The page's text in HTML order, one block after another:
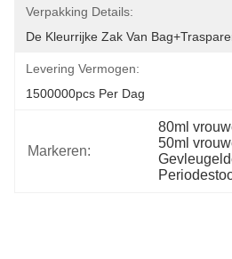
Verpakking Details:
De Kleurrijke Zak Van
Levering Vermogen:
1500000pcs Per Dag
Markeren:
80ml
50ml